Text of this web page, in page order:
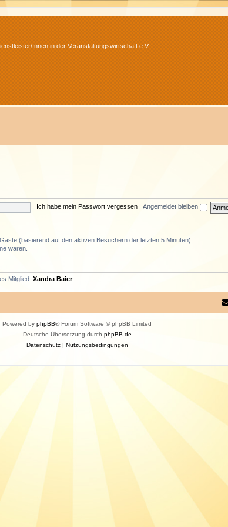
Innen in der Veranstaltungswirtschaft e.V.
Ich habe mein Passwort vergessen Angemeldet bleiben
(basierend auf den aktiven Besuchern der letzten 5 Minuten)
waren.
Mitglied: Xandra Baier
Powered by phpBB® Forum Software © phpBB Limited
Deutsche Übersetzung durch phpBB.de
Datenschutz| Nutzungsbedingungen